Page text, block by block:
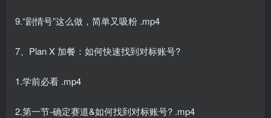
9.“剧情号”这么做，简单又吸粉 .mp4
7、Plan X 加餐：如何快速找到对标账号?
1.学前必看 .mp4
2.第一节-确定赛道&如何找到对标账号? .mp4